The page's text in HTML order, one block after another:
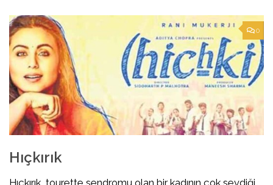
0
Hıçkırık
Hıçkırık, tourette sendromu olan bir kadının çok sevdiği